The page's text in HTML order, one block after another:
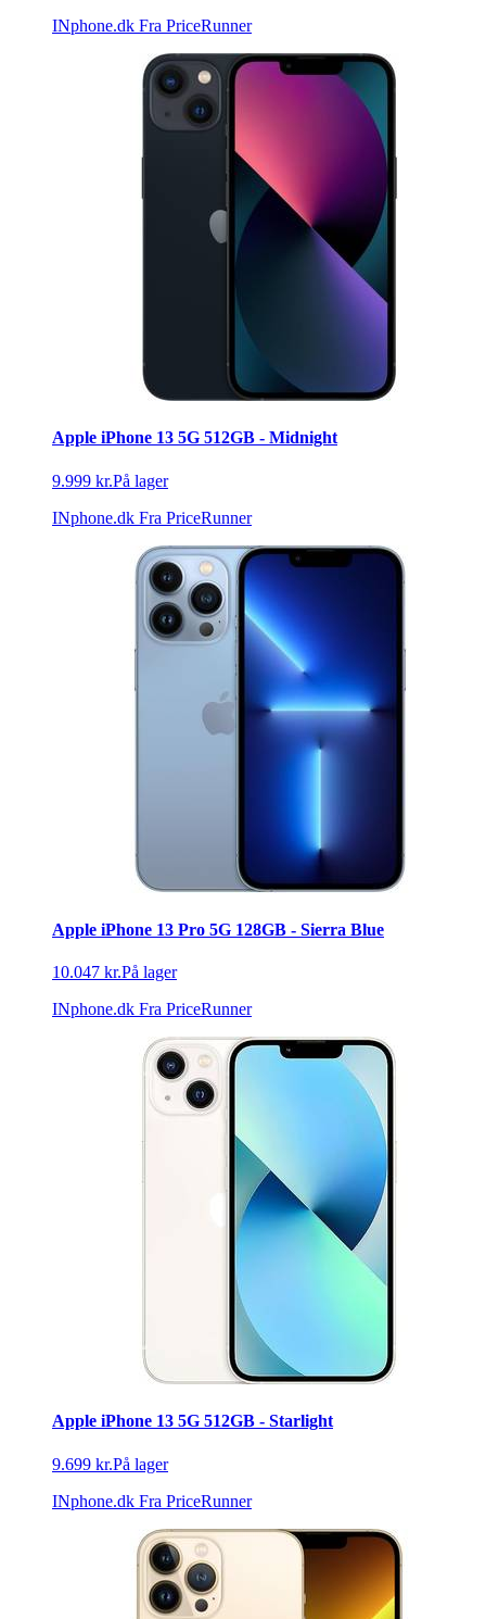
INphone.dk Fra PriceRunner
Apple iPhone 13 5G 512GB - Midnight
9.999 kr.På lager
INphone.dk Fra PriceRunner
Apple iPhone 13 Pro 5G 128GB - Sierra Blue
10.047 kr.På lager
INphone.dk Fra PriceRunner
Apple iPhone 13 5G 512GB - Starlight
9.699 kr.På lager
INphone.dk Fra PriceRunner